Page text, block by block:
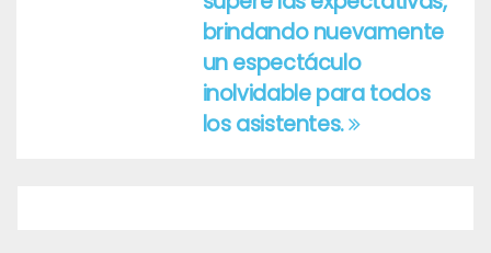
brindando nuevamente
un espectáculo
inolvidable para todos
los asistentes.